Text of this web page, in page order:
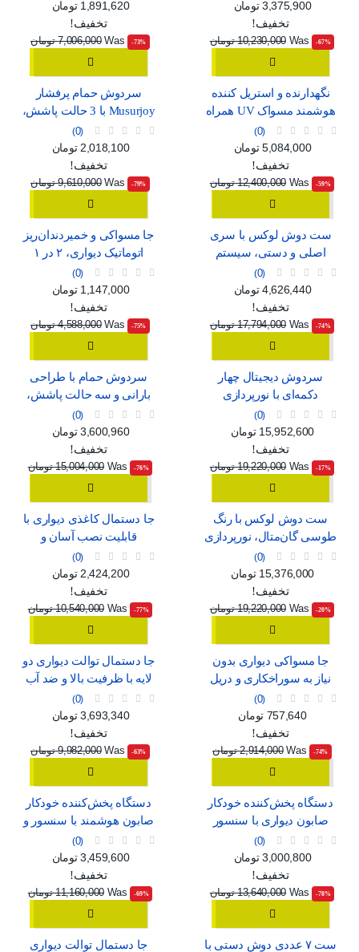
تنظیم
قیمت عادی
قیمت
3,375,900 تومان
تخفیف!
‎-67%
Was 10,230,000 تومان
دو کشو ارگانایزر
قیمت عادی
قیمت
1,891,620 تومان
تخفیف!
‎-73%
Was 7,006,000 تومان
نگهدارنده و استریل کننده
هوشمند مسواک UV همراه
با خشک‌کن و جای لیوان
0
قیمت عادی
قیمت
5,084,000 تومان
تخفیف!
‎-59%
Was 12,400,000 تومان
سردوش حمام پرفشار
Musurjoy با 3 حالت پاشش،
مدل گرد 15 سانتی‌متری
0
قیمت عادی
قیمت
2,018,100 تومان
تخفیف!
‎-79%
Was 9,610,000 تومان
ست دوش لوکس با سری
اصلی و دستی، سیستم
فشار قوی و شلنگ بلند
0
قیمت عادی
قیمت
4,626,440 تومان
تخفیف!
‎-74%
Was 17,794,000 تومان
جا مسواکی و خمیردندان‌ریز
اتوماتیک دیواری، ۲ در ۱
0
قیمت عادی
قیمت
1,147,000 تومان
تخفیف!
‎-75%
Was 4,588,000 تومان
سردوش دیجیتال چهار
دکمه‌ای با نورپردازی
محیطی و رنگ خاکستری
0
قیمت عادی
قیمت
15,952,600 تومان
تخفیف!
‎-17%
Was 19,220,000 تومان
سردوش حمام با طراحی
بارانی و سه حالت پاشش،
مناسب برای خانواده
0
قیمت عادی
قیمت
3,600,960 تومان
تخفیف!
‎-76%
Was 15,004,000 تومان
ست دوش لوکس با رنگ
طوسی گان‌متال، نورپردازی
محیطی و نمایشگر دیجیتال
0
قیمت عادی
قیمت
15,376,000 تومان
تخفیف!
‎-20%
Was 19,220,000 تومان
جا دستمال کاغذی دیواری با
قابلیت نصب آسان و
پنجره‌ی نمایش
0
قیمت عادی
قیمت
2,424,200 تومان
تخفیف!
‎-77%
Was 10,540,000 تومان
جا مسواکی دیواری بدون
نیاز به سوراخکاری و دریل
0
قیمت عادی
قیمت
757,640 تومان
تخفیف!
‎-74%
Was 2,914,000 تومان
جا دستمال توالت دیواری دو
لایه با ظرفیت بالا و ضد آب
0
قیمت عادی
قیمت
3,693,340 تومان
تخفیف!
‎-63%
Was 9,982,000 تومان
دستگاه پخش‌کننده خودکار
صابون دیواری با سنسور
هوشمند، قابل شارژ با USB
0
قیمت عادی
قیمت
3,000,800 تومان
تخفیف!
‎-78%
Was 13,640,000 تومان
دستگاه پخش‌کننده خودکار
صابون هوشمند با سنسور و
قابلیت تنظیم جریان
0
قیمت عادی
قیمت
3,459,600 تومان
تخفیف!
‎-69%
Was 11,160,000 تومان
ست ۷ عددی دوش دستی با
جا دستمال توالت دیواری